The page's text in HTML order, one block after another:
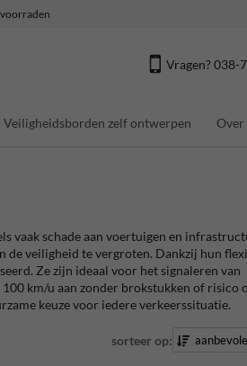
Vragen? 038-
Veiligheidsborden zelf ontwerpen
vaak schade aan voertuigen en
de veiligheid te vergroten. Dankzij hun
Ze zijn ideaal voor het signaleren van
km/u aan zonder brokstukken of risico
keuze voor iedere verkeerssituatie.
sorteer op: